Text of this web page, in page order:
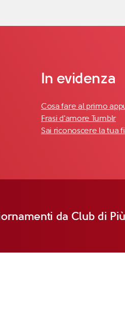
In evidenza
Cosa fare al primo
Frasi d'amore Tumblr
Sai riconoscere la tua
da Club di